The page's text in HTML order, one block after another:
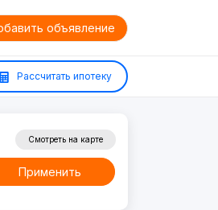
объявление
Рассчитать ипотеку
Смотреть на карте
Применить